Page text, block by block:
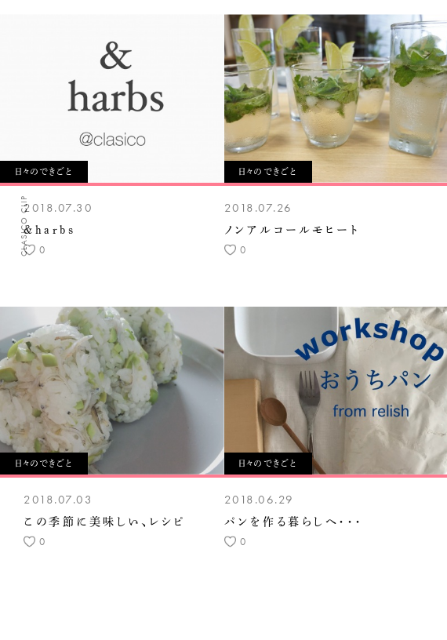
日々のできごと
2018.07.30
&harbs
0
日々のできごと
2018.07.26
ノンアルコールモヒート
0
日々のできごと
2018.07.03
この季節に美味しい、レシピ
0
日々のできごと
2018.06.29
パンを作る暮らしへ・・・
0
CLASICO CLIP